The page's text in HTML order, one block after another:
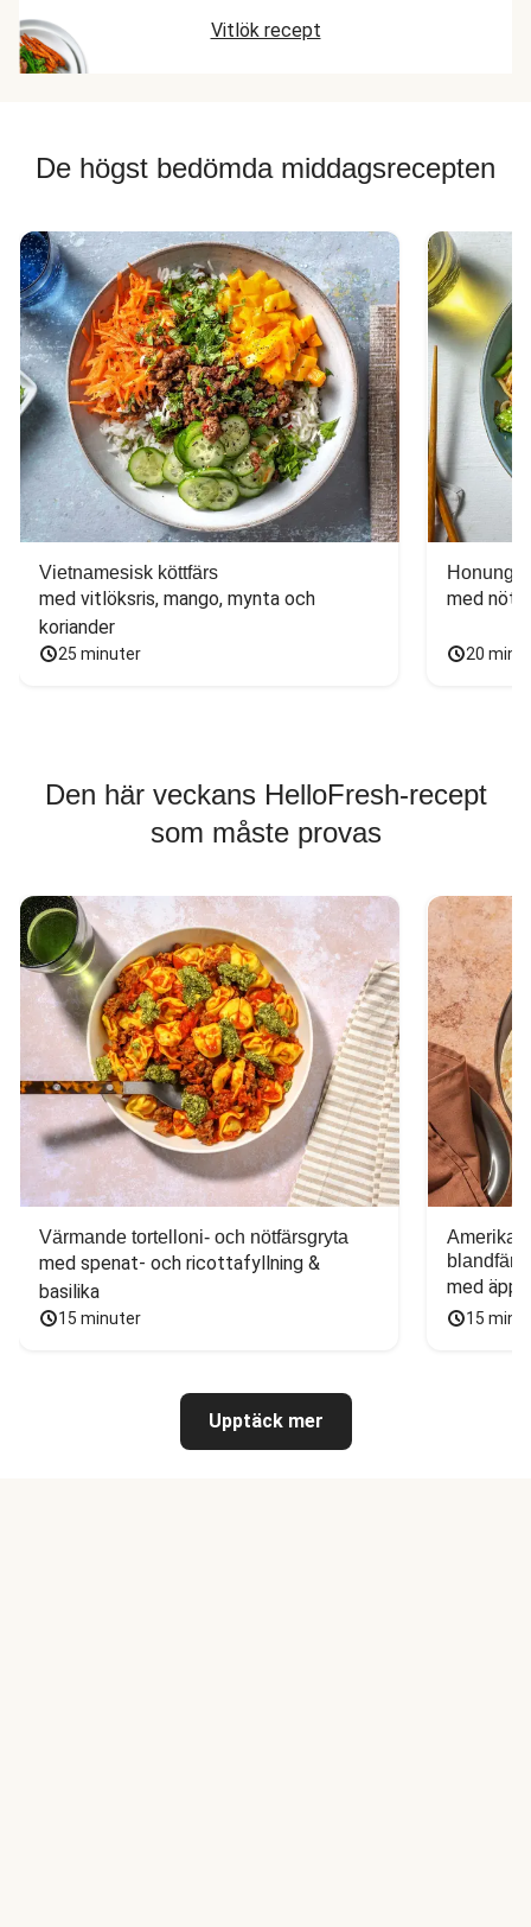
Vitlök recept
De högst bedömda middagsrecepten
Vietnamesisk köttfärs
med vitlöksris, mango, mynta och
koriander
25 minuter
med
20
Den här veckans HelloFresh-recept
som måste provas
Värmande tortelloni- och nötfärsgryta
med spenat- och ricottafyllning &
basilika
15 minuter
blandfärs
med
15
Upptäck mer